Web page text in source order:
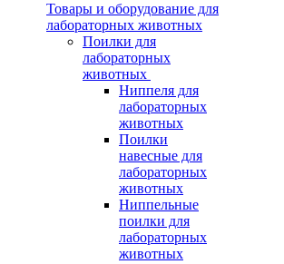
Товары и оборудование для
лабораторных животных
Поилки для
лабораторных
животных
Ниппеля для
лабораторных
животных
Поилки
навесные для
лабораторных
животных
Ниппельные
поилки для
лабораторных
животных